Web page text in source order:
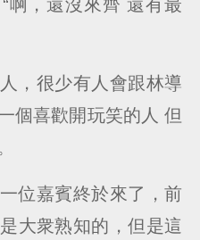
，很少有人會跟林導
個喜歡開玩笑的人 但
位嘉賓終於來了，前
大衆熟知的，但是這